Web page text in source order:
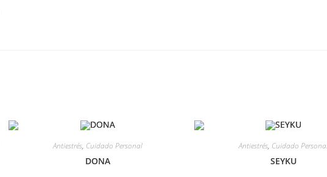
Antiestrés, Cuidado Personal
DONA
Antiestrés, Cuidado
SEYKU